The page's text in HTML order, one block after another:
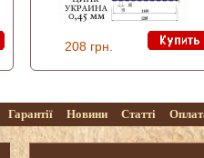
208 грн.
Гарантії Новини Статті